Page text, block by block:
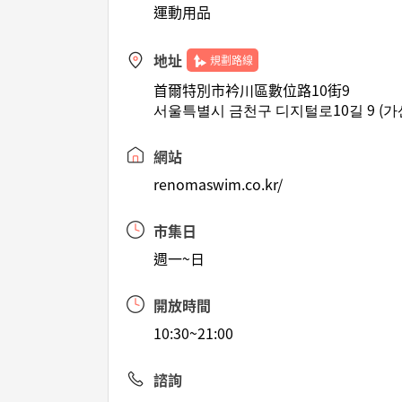
運動用品
地址 規劃路線
首爾特別市衿川區數位路10街9
서울특별시 금천구 디지털로10길 9 (가
網站
renomaswim.co.kr/
市集日
週一~日
開放時間
10:30~21:00
諮詢